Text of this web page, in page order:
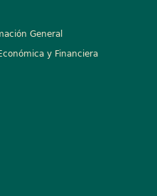
General
y Financiera